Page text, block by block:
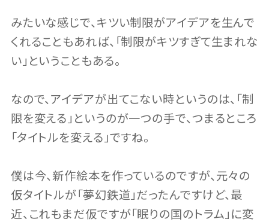
みたいな感じで、キツい制限がアイデアを生んで
くれることもあれば、「制限がキツすぎて生まれな
い」ということもある。
なので、アイデアが出てこない時というのは、「制
限を変える」というのが一つの手で、つまるところ
「タイトルを変える」ですね。
僕は今、新作絵本を作っているのですが、元々の
仮タイトルが「夢幻鉄道」だったんですけど、最
近、これもまだ仮ですが「眠りの国のトラム」に変